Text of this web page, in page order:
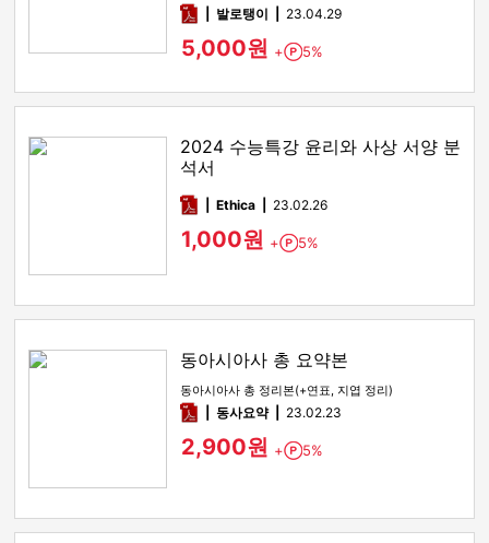
pdf발로탱이 23.04.29
5,000원 + Point
5%
2024 수능특강 윤리와 사상 서양 분
석서
pdfEthica 23.02.26
1,000원 + Point
5%
동아시아사 총 요약본
동아시아사 총 정리본(+연표, 지엽 정리)
pdf동사요약 23.02.23
2,900원 + Point
5%